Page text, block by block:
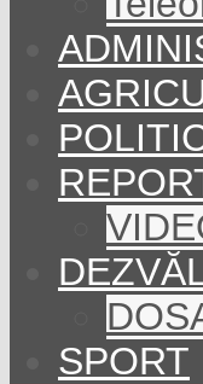
SPORT